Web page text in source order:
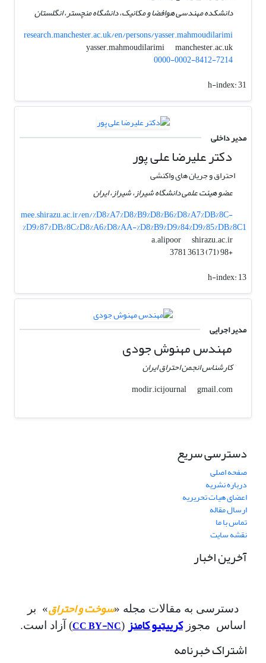
دانشکده مهندسی هوافضا و مکانیک، دانشگاه منچستر، انگلستان
research.manchester.ac.uk/en/persons/yasser.mahmoudilarimi
yasser.mahmoudilarimi
manchester.ac.uk
0000-0002-8412-7214
h-index:31
مدیر داخلی
دکتر علیرضا علی پور
احتراق و جریان های واکنشی
عضو هیئت علمی دانشگاه شیراز، شیراز، ایران
mee.shirazu.ac.ir/en/%D8%A7%D8%B9%D8%B6%D8%A7%DB%8C-
%D9%87%DB%8C%D8%A6%D8%AA-%D8%B9%D9%84%D9%85%DB%8C1
a.alipoor
shirazu.ac.ir
+98 (71) 3613 3781
h-index:13
مدیر اجرایی
مهندس مهنوش جودی
کارشناس انجمن احتراق ایران
modir.icijournal
gmail.com
دسترسی سریع
صفحه اصلی
درباره نشریه
اعضای هیات تحریریه
ارسال مقاله
تماس با ما
نقشه سایت
آخرین اخبار
دسترسی به مقالات مجله «سوخت و احتراق» بر
اساس مجوزکرییتیو کامنز (
CC BY-NC) آزاد است.
اشتراک خبرنامه